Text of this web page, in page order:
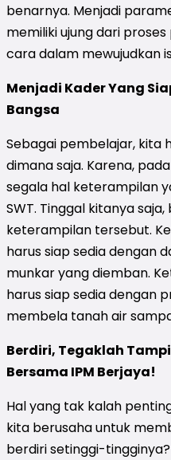
benarnya. Menjadi
memiliki ujung dari
cara dalam mewujudkan
Menjadi Kader Yang
Bangsa
Sebagai pembelajar, kita
dimana saja. Karena,
segala hal keterampilan
SWT. Tinggal kitanya
keterampilan tersebut.
harus siap sedia dengan
munkar yang diemban.
harus siap sedia dengan
membela tanah air
Berdiri, Tegaklah
Bersama IPM Berjaya!
Hal yang tak kalah
kita berusaha untuk
berdiri setinggi-